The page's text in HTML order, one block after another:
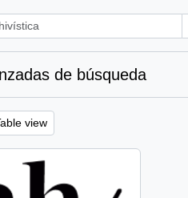
de búsqueda
view